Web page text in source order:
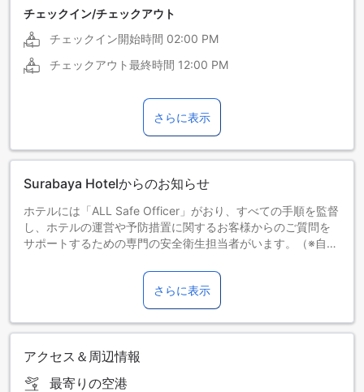
チェックイン/チェックアウト
チェックイン開始時間 02:00 PM
チェックアウト最終時間 12:00 PM
さらに表示
Surabaya Hotelからのお知らせ
ホテルには「ALL Safe Officer」がおり、すべての手順を監督
し、ホテルの運営や予防措置に関するお客様からのご質問を
サポートするための専門の安全衛生担当者がいます。（※自動
この時間帯は、朝食などの飲食物のオプションが制限されて
いたり、ご利用いただけない場合があります。詳しくは物件
にお問い合わせください。（※自動翻訳で生成された文章で
す。）
さらに表示
アクセス＆周辺情報
最寄りの空港